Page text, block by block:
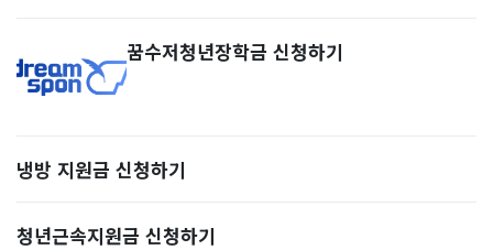
꿈수저청년장학금 신청하기
냉방 지원금 신청하기
청년근속지원금 신청하기